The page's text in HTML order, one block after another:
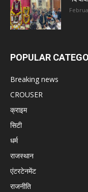
POPULAR
Breaking news
CROUSER
क्राइम
सिटी
धर्म
राजस्थान
एंटरटेनमेंट
राजनीति